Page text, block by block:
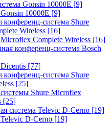
Gonsin 10000E [9]
10000E [9]
конференц-система Shure
Wireless [16]
Complete Wireless [16]
конференц-система Bosch
[77]
конференц-система Shure
[25]
Shure Microflex
[25]
система Televic D-Cerno [19]
D-Cerno [19]